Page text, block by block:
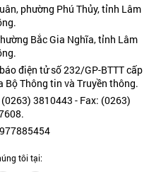
phường Phú Thủy, tỉnh Lâm
Bắc Gia Nghĩa, tỉnh Lâm
điện tử số 232/GP-BTTT cấp
Bộ Thông tin và Truyền thông.
3810443 - Fax: (0263)
tôi tại: